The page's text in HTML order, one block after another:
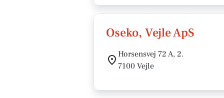
Oseko, Vejle ApS
Horsensvej 72 A, 2.
7100 Vejle